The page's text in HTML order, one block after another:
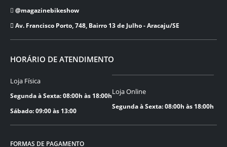
@magazinebikeshow
⁠Av. Francisco Porto, 748, Bairro 13 de Julho - Aracaju/SE
HORÁRIO DE ATENDIMENTO
Loja Física
Segunda à Sexta: 08:00h às 18:00h
Sábado: 09:00 às 13:00
Loja Online
Segunda à Sexta: 08:00h às 18:00h
FORMAS DE PAGAMENTO